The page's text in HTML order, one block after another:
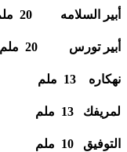
أبير السلامه 20 ملم
أبير تورس 20 ملم
نهكاره 13 ملم
لمريفك 13 ملم
التوفيق 10 ملم